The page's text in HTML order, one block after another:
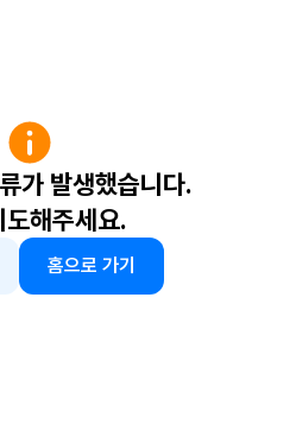
가 발생했습니다.
도해주세요.
홈으로 가기